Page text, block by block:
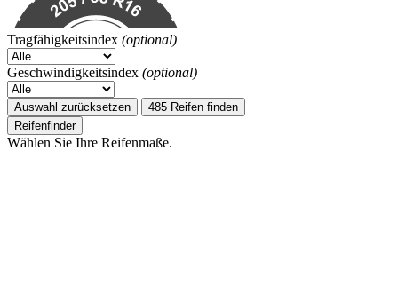
Tragfähigkeitsindex (optional)
Geschwindigkeitsindex (optional)
Auswahl zurücksetzen
485 Reifen finden
Reifenfinder
Wählen Sie Ihre Reifenmaße.